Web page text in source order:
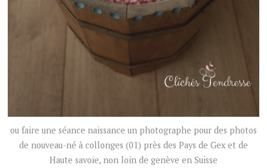
ou faire une séance naissance un photographe pour des photos
de nouveau-né à collonges (01) près des Pays de Gex et de
Haute savoie, non loin de genève en Suisse